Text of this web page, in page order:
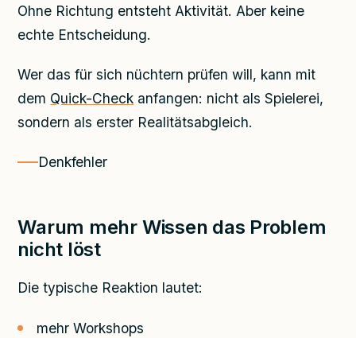
Ohne Richtung entsteht Aktivität. Aber keine
echte Entscheidung.
Wer das für sich nüchtern prüfen will, kann mit
dem Quick-Check anfangen: nicht als Spielerei,
sondern als erster Realitätsabgleich.
Denkfehler
Warum mehr Wissen das Problem
nicht löst
Die typische Reaktion lautet:
mehr Workshops